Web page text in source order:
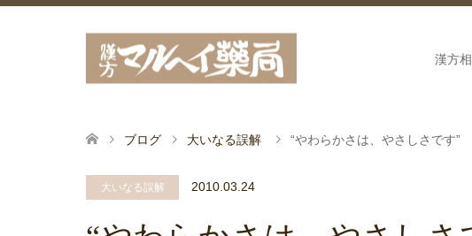
漢方
ブログ 大いなる誤解 “やわらかさは、やさしさです”
大いなる誤解 2010.03.24